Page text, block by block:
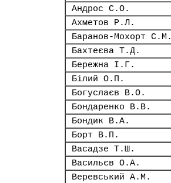
Андрос С.О.
Ахметов Р.Л.
Баранов-Мохорт С.М.
Бахтеєва Т.Д.
Бережна І.Г.
Білий О.П.
Богуслаєв В.О.
Бондаренко В.В.
Бондик В.А.
Борт В.П.
Васадзе Т.Ш.
Васильєв О.А.
Веревський А.М.